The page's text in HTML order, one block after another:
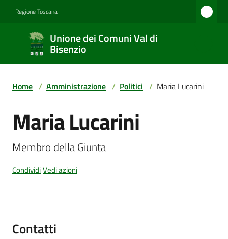
Regione Toscana
Unione dei Comuni Val di
Bisenzio
Unione
dei
Comuni
Val di
Bisenzio
Amministrazione
Servizi
Home / Amministrazione / Politici / Maria Lucarini
Salta al contenuto
Maria Lucarini
Membro della Giunta
CondividiVedi azioni
Contatti